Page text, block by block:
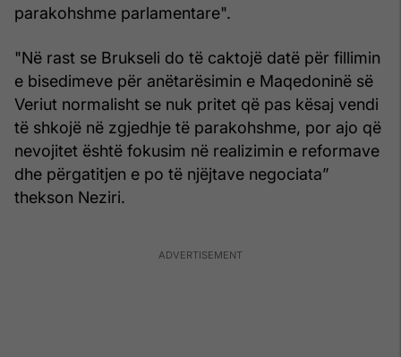
parakohshme parlamentare".
"Në rast se Brukseli do të caktojë datë për fillimin
e bisedimeve për anëtarësimin e Maqedoninë së
Veriut normalisht se nuk pritet që pas kësaj vendi
të shkojë në zgjedhje të parakohshme, por ajo që
nevojitet është fokusim në realizimin e reformave
dhe përgatitjen e po të njëjtave negociata”
thekson Neziri.